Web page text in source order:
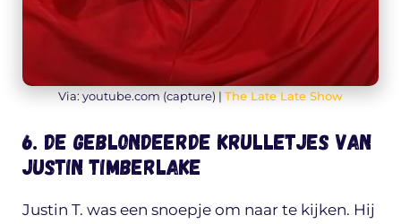
Via: youtube.com (capture) | The Late Late Show
6. De geblondeerde krulletjes van
Justin Timberlake
Justin T. was een snoepje om naar te kijken. Hij